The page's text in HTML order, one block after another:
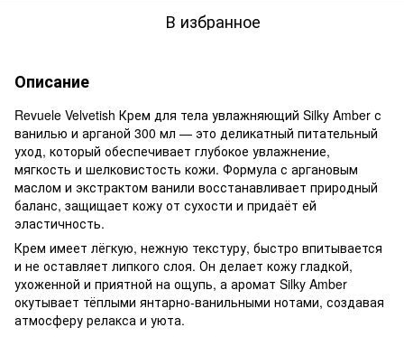
В избранное
Описание
Revuele Velvetish Крем для тела увлажняющий Silky Amber с
ванилью и арганой 300 мл — это деликатный питательный
уход, который обеспечивает глубокое увлажнение,
мягкость и шелковистость кожи. Формула с аргановым
маслом и экстрактом ванили восстанавливает природный
баланс, защищает кожу от сухости и придаёт ей
эластичность.
Крем имеет лёгкую, нежную текстуру, быстро впитывается
и не оставляет липкого слоя. Он делает кожу гладкой,
ухоженной и приятной на ощупь, а аромат Silky Amber
окутывает тёплыми янтарно-ванильными нотами, создавая
атмосферу релакса и уюта.